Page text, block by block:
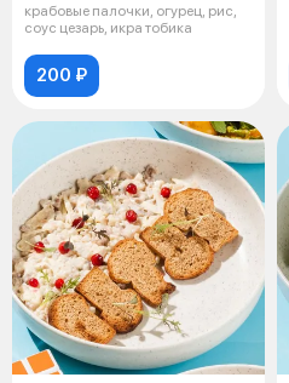
крабовые палочки, огурец, рис,
соус цезарь, икра тобика
200 ₽